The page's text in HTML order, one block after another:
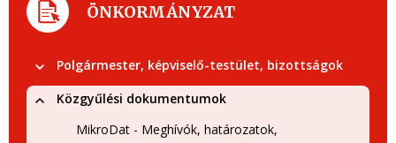
ÖNKORMÁNYZAT
Polgármester, képviselő-testület, bizottságok
Közgyűlési dokumentumok
MikroDat - Meghívók, határozatok,